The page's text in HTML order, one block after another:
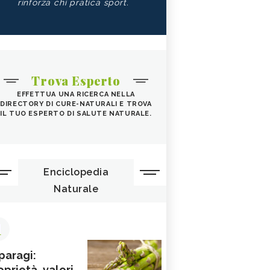
rinforza chi pratica sport.
Trova Esperto
EFFETTUA UNA RICERCA NELLA
DIRECTORY DI CURE-NATURALI E TROVA
IL TUO ESPERTO DI SALUTE NATURALE.
Enciclopedia
Naturale